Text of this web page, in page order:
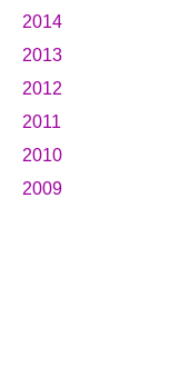
2014
2013
2012
2011
2010
2009